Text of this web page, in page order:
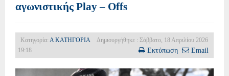
αγωνιστικής Play – Offs
Κατηγορία: Α ΚΑΤΗΓΟΡΙΑ
Δημιουργήθηκε : Σάββατο, 18 Απριλίου 2026
19:18
Εκτύπωση Email